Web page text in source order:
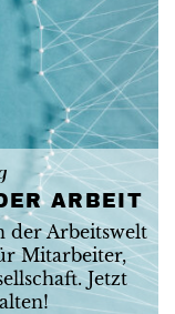
ARBEIT
der Arbeitswelt
Mitarbeiter,
Jetzt